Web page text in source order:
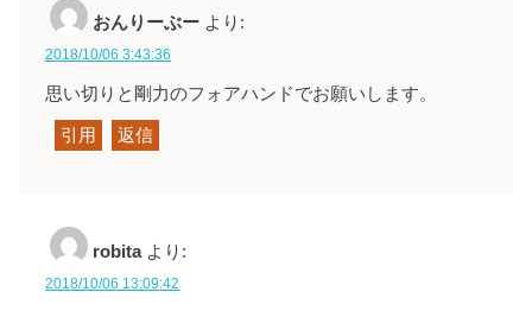
おんりーぶー より:
2018/10/06 3:43:36
思い切りと剛力のフォアハンドでお願いします。
引用 返信
robita より:
2018/10/06 13:09:42